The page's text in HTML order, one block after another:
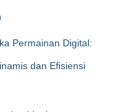
Permainan Digital:
dan Efisiensi